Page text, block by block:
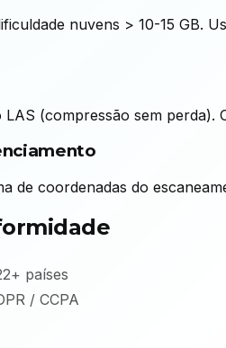
nuvens > 10-15 GB.
LAS (compressão sem
de coordenadas do
países
/ CCPA